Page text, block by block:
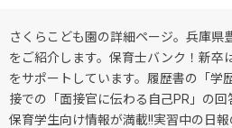
さくらこども園の詳細ページ。兵庫県
をご紹介します。保育士バンク！新卒
をサポートしています。履歴書の「学
接での「面接官に伝わる自己PR」の
保育学生向け情報が満載!!実習中の日報